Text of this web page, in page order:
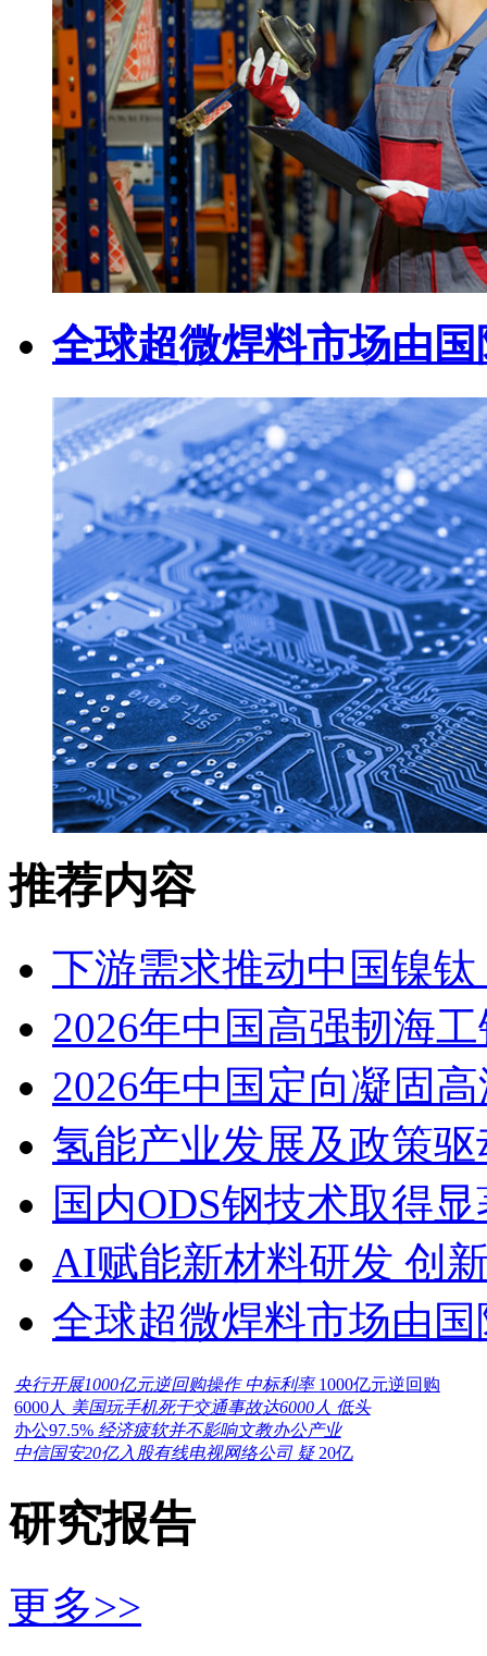
全球超微焊料市场由
推荐内容
下游需求推动中国镍
2026年中国高强韧海
2026年中国定向凝固
氢能产业发展及政策
国内ODS钢技术取得
AI赋能新材料研发 创
全球超微焊料市场由
央行开展1000亿元逆回购操作 中标利率 1000亿元逆回购
6000人 美国玩手机死于交通事故达6000人 低头
办公97.5% 经济疲软并不影响文教办公产业
中信国安20亿入股有线电视网络公司 疑 20亿
研究报告
更多>>